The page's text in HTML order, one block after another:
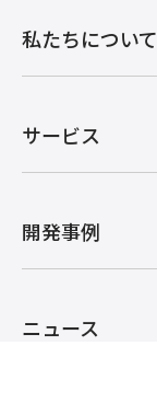
私たちについて
サービス
開発事例
ニュース